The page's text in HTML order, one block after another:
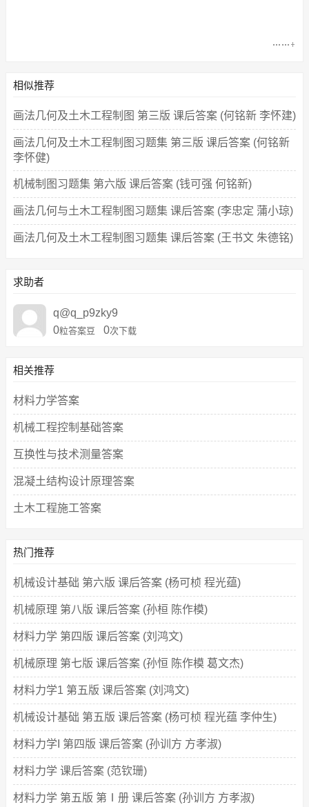
相似推荐
画法几何及土木工程制图 第三版 课后答案 (何铭新 李怀建)
画法几何及土木工程制图习题集 第三版 课后答案 (何铭新
李怀健)
机械制图习题集 第六版 课后答案 (钱可强 何铭新)
画法几何与土木工程制图习题集 课后答案 (李忠定 蒲小琼)
画法几何及土木工程制图习题集 课后答案 (王书文 朱德铭)
求助者
q@q_p9zky9
0粒答案豆 0次下载
相关推荐
材料力学答案
机械工程控制基础答案
互换性与技术测量答案
混凝土结构设计原理答案
土木工程施工答案
热门推荐
机械设计基础 第六版 课后答案 (杨可桢 程光蕴)
机械原理 第八版 课后答案 (孙桓 陈作模)
材料力学 第四版 课后答案 (刘鸿文)
机械原理 第七版 课后答案 (孙恒 陈作模 葛文杰)
材料力学1 第五版 课后答案 (刘鸿文)
机械设计基础 第五版 课后答案 (杨可桢 程光蕴 李仲生)
材料力学I 第四版 课后答案 (孙训方 方孝淑)
材料力学 课后答案 (范钦珊)
材料力学 第五版 第Ⅰ册 课后答案 (孙训方 方孝淑)